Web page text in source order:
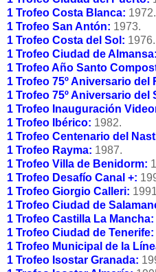
1 Trofeo Costa Blanca: 1972.
1 Trofeo San Antón: 1973.
1 Trofeo Costa del Sol: 1976.
1 Trofeo Ciudad de Almansa:
1 Trofeo Año Santo
1 Trofeo 75º Aniversario del
1 Trofeo 75º Aniversario del
1 Trofeo Inauguración
1 Trofeo Ibérico: 1982.
1 Trofeo Centenario del
1 Trofeo Rayma: 1987.
1 Trofeo Villa de Benidorm:
1 Trofeo Desafío Canal +:
1 Trofeo Giorgio Calleri:
1 Trofeo Ciudad de
1 Trofeo Castilla La Mancha:
1 Trofeo Ciudad de Tenerife:
1 Trofeo Municipal de la
1 Trofeo Isostar Granada: